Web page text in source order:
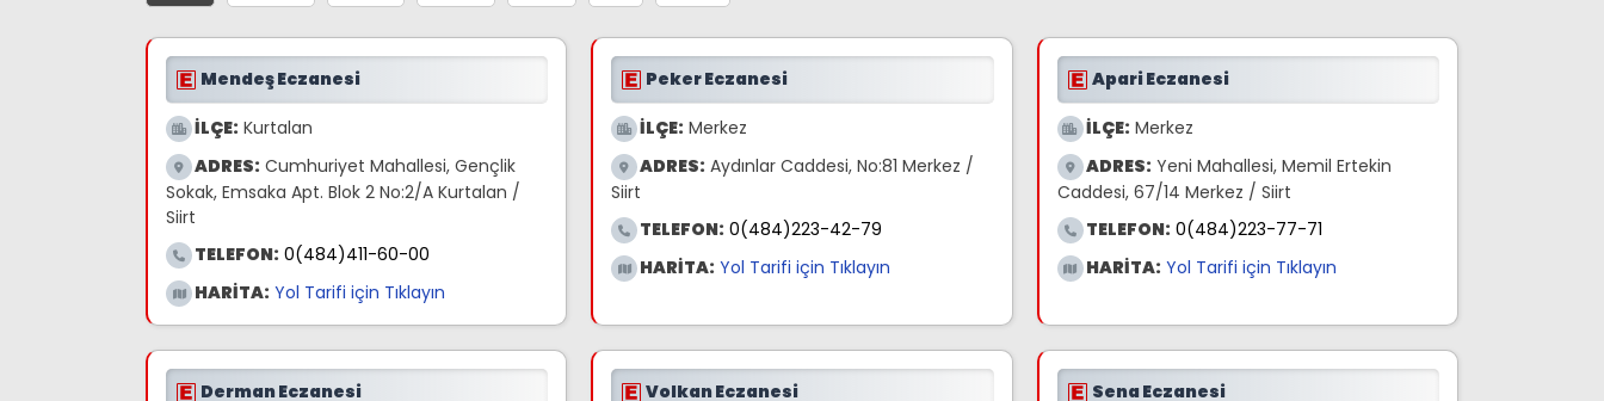
Mendeş Eczanesi
İLÇE: Kurtalan
ADRES: Cumhuriyet Mahallesi, Gençlik
Sokak, Emsaka Apt. Blok 2 No:2/A Kurtalan /
Siirt
TELEFON: 0(484)411-60-00
HARİTA: Yol Tarifi için Tıklayın
Peker Eczanesi
İLÇE: Merkez
ADRES: Aydınlar Caddesi, No:81 Merkez /
Siirt
TELEFON: 0(484)223-42-79
HARİTA: Yol Tarifi için Tıklayın
Apari Eczanesi
İLÇE: Merkez
ADRES: Yeni Mahallesi, Memil Ertekin
Caddesi, 67/14 Merkez / Siirt
TELEFON: 0(484)223-77-71
HARİTA: Yol Tarifi için Tıklayın
Derman Eczanesi Volkan Eczanesi Sena Eczanesi